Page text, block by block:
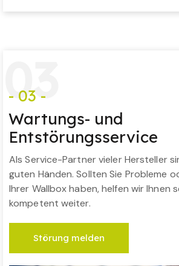
03
- 03 -
Wartungs- und
Entstörungsservice
Als Service-Partner vieler Hersteller
guten Händen. Sollten Sie Probleme
Ihrer Wallbox haben, helfen wir Ihnen
kompetent weiter.
Störung melden